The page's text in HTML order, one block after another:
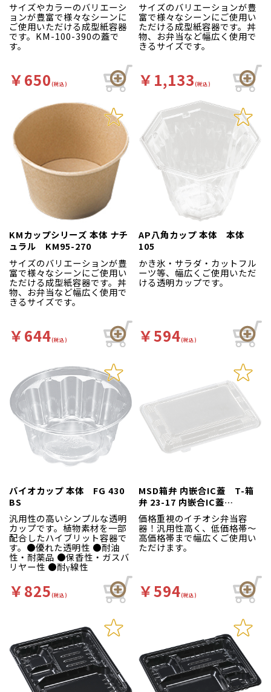
サイズやカラーのバリエーシ
ョンが豊富で様々なシーンに
ご使用いただける成型紙容器
です。KM-100-390の蓋で
す。
￥650(税込)
サイズのバリエーションが豊
富で様々なシーンにご使用い
ただける成型紙容器です。丼
物、お弁当など幅広く使用で
きるサイズです。
￥1,133(税込)
KMカップシリーズ 本体 ナチ
ュラル KM95-270
サイズのバリエーションが豊
富で様々なシーンにご使用い
ただける成型紙容器です。丼
物、お弁当など幅広く使用で
きるサイズです。
￥644(税込)
AP八角カップ 本体 本体
105
かき氷・サラダ・カットフル
ーツ等、幅広くご使用いただ
ける透明カップです。
￥594(税込)
バイオカップ 本体 FG 430
BS
汎用性の高いシンプルな透明
カップです。植物素材を一部
配合したハイブリット容器で
す。●優れた透明性 ●耐油
性・耐薬品 ●保香性・ガスバ
リヤー性 ●耐γ線性
￥825(税込)
MSD箱弁 内嵌合IC蓋 T-箱
弁 23-17 内嵌合IC蓋
（OPS）
価格重視のイチオシ弁当容
器！汎用性高く、低価格帯～
高価格帯まで幅広くご使用い
ただけます。
￥594(税込)